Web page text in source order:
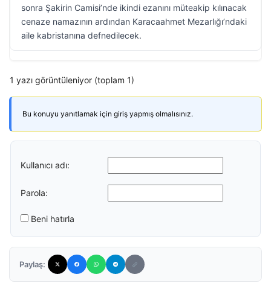
sonra Şakirin Camisi’nde ikindi ezanını müteakip kılınacak
cenaze namazının ardından Karacaahmet Mezarlığı’ndaki
aile kabristanına defnedilecek.
1 yazı görüntüleniyor (toplam 1)
Bu konuyu yanıtlamak için giriş yapmış olmalısınız.
Kullanıcı adı:
Parola:
Beni hatırla
Paylaş: